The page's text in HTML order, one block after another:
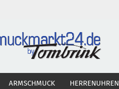
ARMSCHMUCK HERRENUHREN